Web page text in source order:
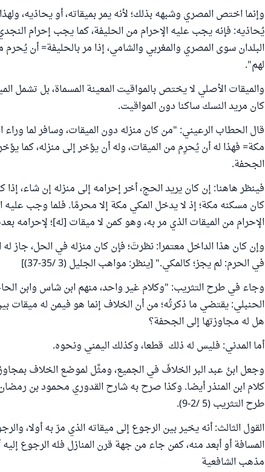
وإنما اختص المصري وشبهه بذلك؛ لأنه يمر بميقاته، أو يحاذيه،
يُحاذيه: فإنه يجب عليه الإحرام من الحليفة، كما يجب إحرام
البلدان سوى المصري والمغربي والشامي، إذا مر بالحليفة= أن يُحرم
لهم".
والميقات الأصلي لا يختص بالمواقيت المعينة المسماة، بل تشمل
كان مريد النسك ساكنا دون المواقيت.
قال الحطاب الرعيني: "من كان منزله دون الميقات، وسافر لما وراء
مكة= فهذا له أن يُحرِم من الميقات، وله أن يؤخر إلى منزله، كما
الجحفة.
فينظر هاهنا: إن كان يريد الحج، أخر إحرامه إلى منزله إن شاء، إذا
كان مسكنه مكة؛ إذ لا يدخل المكي مكة إلا محرمًا. فلما وجب عليه
الإحرام من الميقات الذي مر به، وهو كمن لا ميقات [له]؛ لإحرامه
وإن كان هذا الداخل معتمرا: نظرتَ؛ فإن كان منزله في الحل، جاز له
في الحرم: لم يجز؛ كالمكي." [ينظر: مواهب الجليل (3 /35-37)]
وجاء في طرح التثريب: "وكلام غير واحد، منهم ابن شاس وابن
الحنبلي: يقتضي ما ذكرتُه؛ من أن الخلاف إنما هو فيمن له ميقات
هل له مجاوزتها إلى الجحفة؟
أما المدني: فليس له ذلك قطعا، وكذلك اليمني ونحوه.
وجعل ابنُ عبد البر الخلافَ في الجميع، ومثَّل لموضع الخلاف
كلام ابن المنذر أيضا. وكذا صرح به شارح القدوري محمود بن
طرح التثريب (5 /2-9).
القول الثالث: أنه يخير بين الرجوع إلى ميقاته الذي مرّ به أولا،
المسافة أو أبعد منه، كمن جاء من جهة قرن المنازل فله الرجوع
مذهب الشافعية